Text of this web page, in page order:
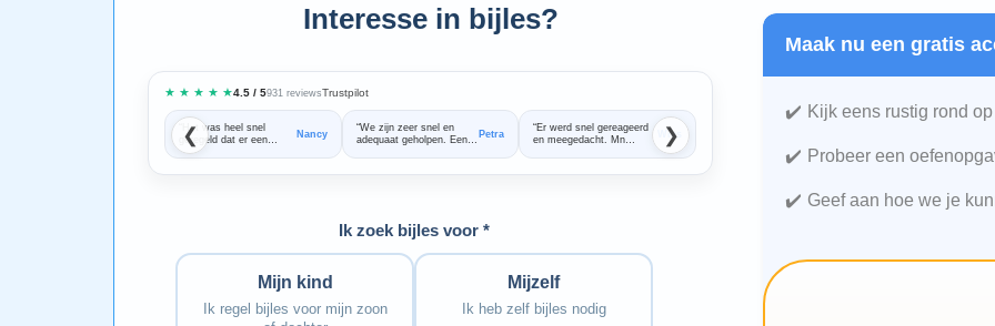
Interesse in bijles?
★ ★ ★ ★ ★4.5 / 5931 reviewsTrustpilot
“Het was heel snel
geregeld dat er een
goede bijles docent aan
Nancy
“We zijn zeer snel en
adequaat geholpen. Een
Petra
“Er werd snel gereageerd
en meegedacht. Mn
Wiskunde. Ze haalde
Wies
Twee dagen later stond
er al iemand op de
match op wiskunde
professioneel.”
❮ ❯
Ik zoek bijles voor *
Mijn kind
Ik regel bijles voor mijn zoon
Mijzelf
Ik heb zelf bijles nodig
Maak nu een gratis
Kijk eens rustig rond
Probeer een
Geef aan hoe we je